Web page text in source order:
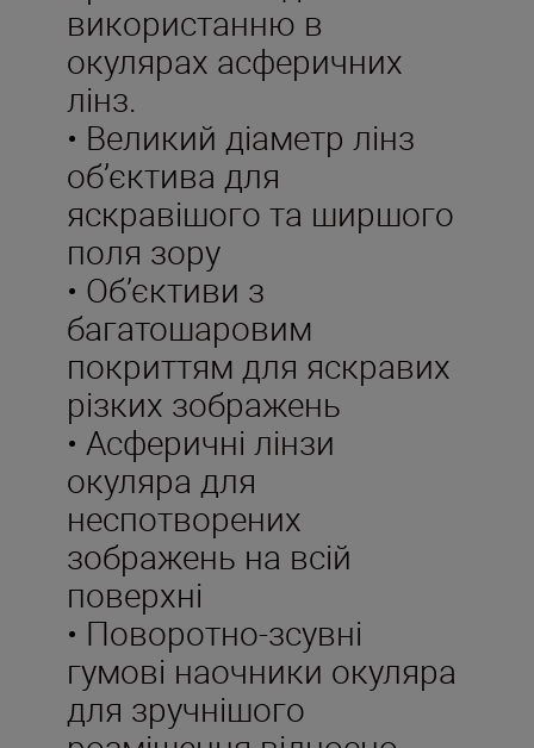
використанню в
окулярах асферичних
лінз.
• Великий діаметр лінз
об’єктива для
яскравішого та ширшого
поля зору
• Об’єктиви з
багатошаровим
покриттям для яскравих
різких зображень
• Асферичні лінзи
окуляра для
неспотворених
зображень на всій
поверхні
• Поворотно-зсувні
гумові наочники окуляра
для зручнішого